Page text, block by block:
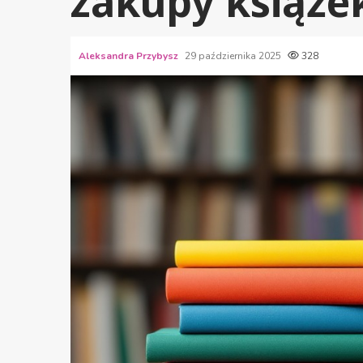
Aleksandra Przybysz 29 października 2025 328